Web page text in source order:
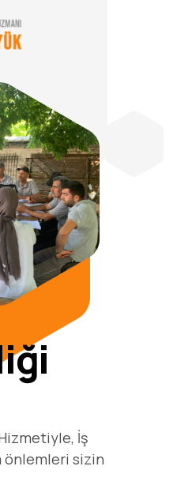
İş
önlemleri sizin